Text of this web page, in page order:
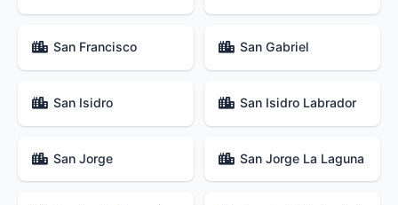
San Francisco San Gabriel
San Isidro San Isidro Labrador
San Jorge San Jorge La Laguna